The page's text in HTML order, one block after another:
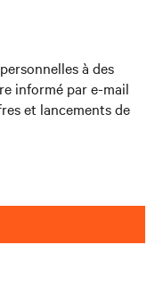
à des
informé par e-mail
et lancements de